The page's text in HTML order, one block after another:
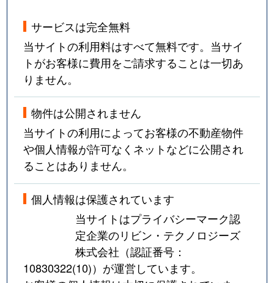
サービスは完全無料
当サイトの利用料はすべて無料です。当サイ
トがお客様に費用をご請求することは一切あ
りません。
物件は公開されません
当サイトの利用によってお客様の不動産物件
や個人情報が許可なくネットなどに公開され
ることはありません。
個人情報は保護されています
当サイトはプライバシーマーク認
定企業のリビン・テクノロジーズ
株式会社（認証番号：
10830322(10)）が運営しています。